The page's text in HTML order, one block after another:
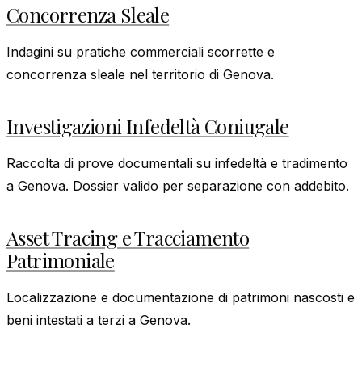
Concorrenza Sleale
Indagini su pratiche commerciali scorrette e
concorrenza sleale nel territorio di Genova.
Investigazioni Infedeltà Coniugale
Raccolta di prove documentali su infedeltà e tradimento
a Genova. Dossier valido per separazione con addebito.
Asset Tracing e Tracciamento
Patrimoniale
Localizzazione e documentazione di patrimoni nascosti e
beni intestati a terzi a Genova.